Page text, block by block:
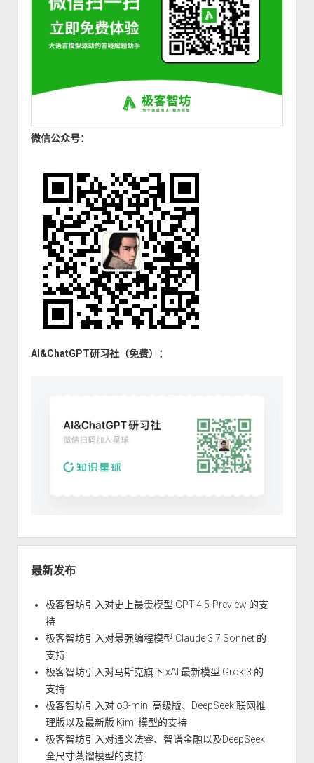
微信公众号：
AI&ChatGPT研习社（免费）：
最新发布
极客智坊引入对史上最贵模型 GPT-4.5-Preview 的支
持
极客智坊引入对最强编程模型 Claude 3.7 Sonnet 的
支持
极客智坊引入对马斯克旗下 xAI 最新模型 Grok 3 的
支持
极客智坊引入对 o3-mini 高级版、DeepSeek 联网推
理版以及最新版 Kimi 模型的支持
极客智坊引入对通义法睿、智谱金融以及DeepSeek
全尺寸蒸馏模型的支持